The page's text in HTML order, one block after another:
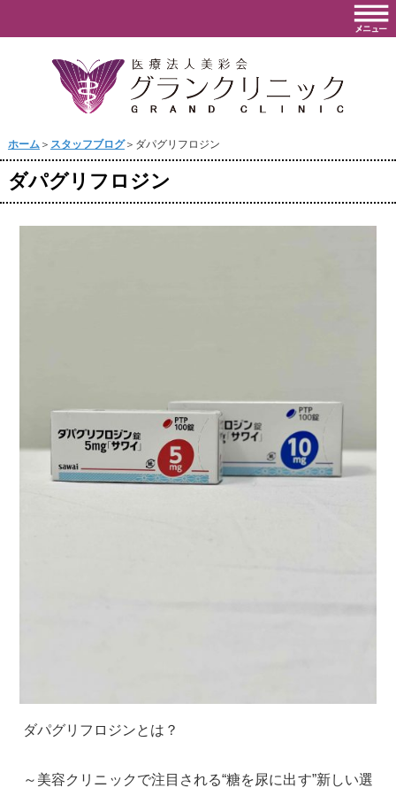
ホーム＞ スタッフブログ＞ダパグリフロジン
ダパグリフロジン
ダパグリフロジンとは？
～美容クリニックで注目される“糖を尿に出す”新しい選